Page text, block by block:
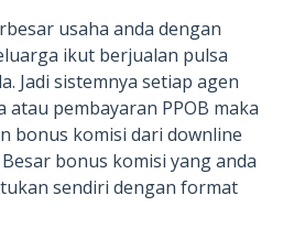
usaha anda dengan
ikut berjualan pulsa
Jadi sistemnya setiap agen
pembayaran PPOB maka
bonus komisi dari downline
bonus komisi yang anda
sendiri dengan format